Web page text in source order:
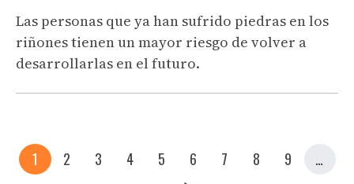
Las personas que ya han sufrido piedras en los
riñones tienen un mayor riesgo de volver a
desarrollarlas en el futuro.
Paginación
Página actual
1 Página
2 Página
3 Página
4 Página
5 Página
6 Página
7 Página
8 Página
9
…